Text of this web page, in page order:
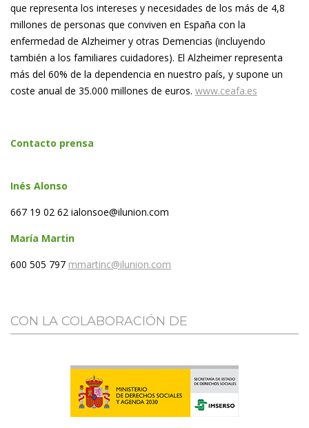
que representa los intereses y necesidades de los más de 4,8
millones de personas que conviven en España con la
enfermedad de Alzheimer y otras Demencias (incluyendo
también a los familiares cuidadores). El Alzheimer representa
más del 60% de la dependencia en nuestro país, y supone un
coste anual de 35.000 millones de euros. www.ceafa.es
Contacto prensa
Inés Alonso
667 19 02 62 ialonsoe@ilunion.com
María Martin
600 505 797 mmartinc@ilunion.com
CON LA COLABORACIÓN DE